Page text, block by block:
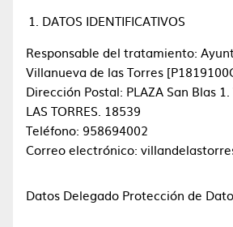
DATOS IDENTIFICATIVOS
Responsable del tratamiento:
Villanueva de las Torres
Dirección Postal: PLAZA San Blas 1.
LAS TORRES. 18539
Teléfono: 958694002
Correo electrónico:
Datos Delegado Protección de